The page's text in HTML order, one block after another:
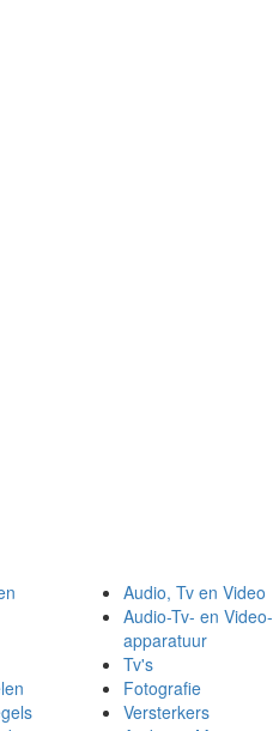
Audio, Tv en Video
Audio-Tv- en Video-
apparatuur
Tv's
Fotografie
Versterkers